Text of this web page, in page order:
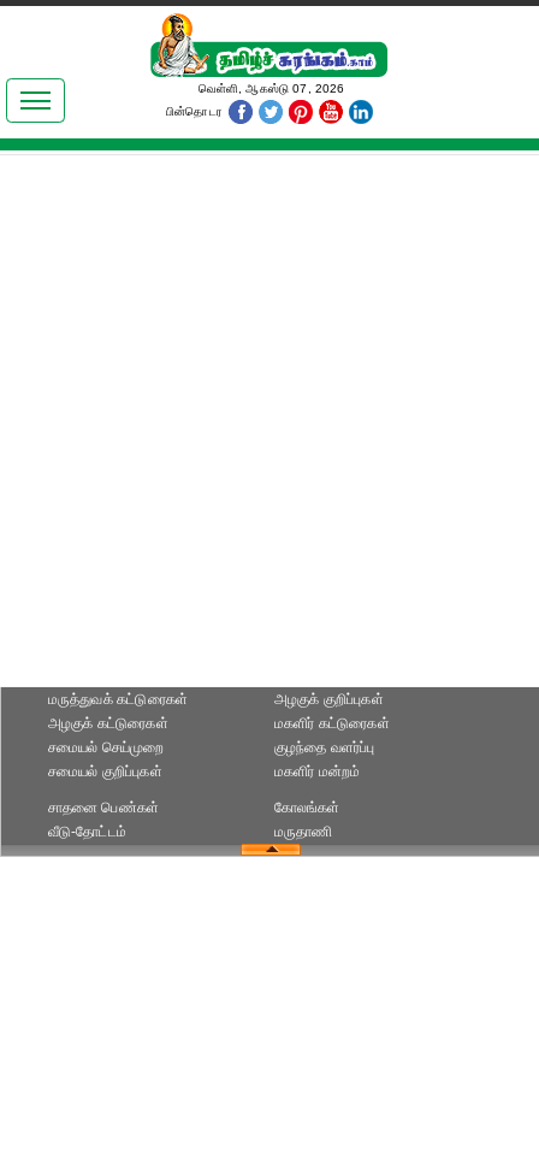
இலக்கியங்கள்
தமிழ் உலகம்
வெள்ளி, ஆகஸ்டு 07, 2026
பின்தொடர
மருத்துவக் கட்டுரைகள்
அழகுக் கட்டுரைகள்
அழகுக் குறிப்புகள்
மகளிர் கட்டுரைகள்
சமையல் செய்முறை
சமையல் குறிப்புகள்
குழந்தை வளர்ப்பு
மகளிர் மன்றம்
சாதனை பெண்கள்
வீடு-தோட்டம்
கோலங்கள்
மருதாணி